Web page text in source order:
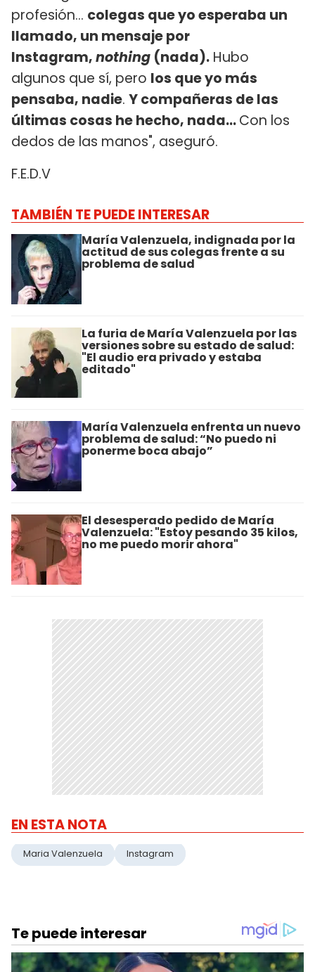
profesión... colegas que yo esperaba un
llamado, un mensaje por
Instagram,nothing (nada). Hubo
algunos que sí, pero los que yo más
pensaba, nadie. Y compañeras de las
últimas cosas he hecho, nada...Con los
dedos de las manos", aseguró.
F.E.D.V
TAMBIÉN TE PUEDE INTERESAR
María Valenzuela, indignada por la
actitud de sus colegas frente a su
problema de salud
La furia de María Valenzuela por las
versiones sobre su estado de salud:
"El audio era privado y estaba
editado"
María Valenzuela enfrenta un nuevo
problema de salud: “No puedo ni
ponerme boca abajo”
El desesperado pedido de María
Valenzuela: "Estoy pesando 35 kilos,
no me puedo morir ahora"
EN ESTA NOTA
Maria Valenzuela Instagram